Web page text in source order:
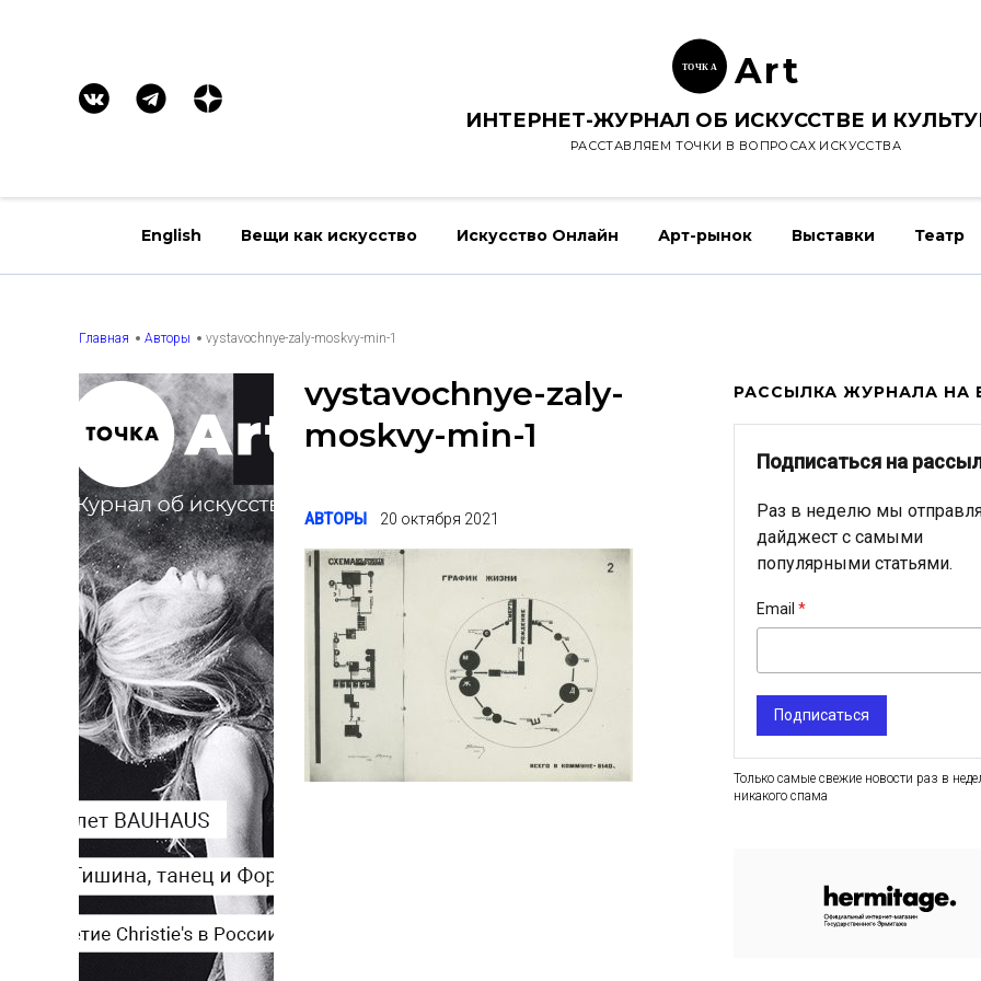
ТОЧК А Art
ИНТЕРНЕТ-ЖУРНАЛ ОБ ИСКУССТВЕ И
РАССТАВЛЯЕМ ТОЧКИ В ВОПРОСАХ ИСКУССТВА
English Вещи как искусство Искусство Онлайн Арт-рынок Выставки Театр
Главная Авторы vystavochnye-zaly-moskvy-min-1
vystavochnye-zaly-
moskvy-min-1
АВТОРЫ 20 октября 2021
РАССЫЛКА ЖУРНАЛА НА
Подписаться на
Раз в неделю мы
дайджест с самыми
популярными статьями.
Email
Подписаться
Только самые свежие новости раз в
никакого спама